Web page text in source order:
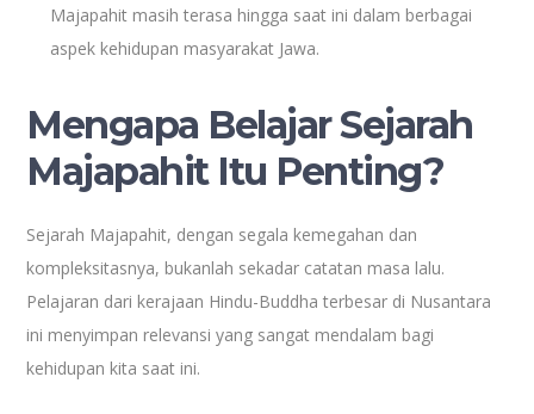
Majapahit masih terasa hingga saat ini dalam berbagai
aspek kehidupan masyarakat Jawa.
Mengapa Belajar Sejarah
Majapahit Itu Penting?
Sejarah Majapahit, dengan segala kemegahan dan
kompleksitasnya, bukanlah sekadar catatan masa lalu.
Pelajaran dari kerajaan Hindu-Buddha terbesar di Nusantara
ini menyimpan relevansi yang sangat mendalam bagi
kehidupan kita saat ini.